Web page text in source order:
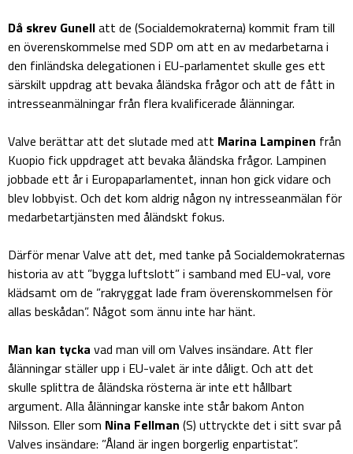
Då skrev Gunellatt de (Socialdemokraterna) kommit fram till
en överenskommelse med SDP om att en av medarbetarna i
den finländska delegationen i EU-parlamentet skulle ges ett
särskilt uppdrag att bevaka åländska frågor och att de fått in
intresseanmälningar från flera kvalificerade ålänningar.
Valve berättar att det slutade med att Marina Lampinen från
Kuopio fick uppdraget att bevaka åländska frågor. Lampinen
jobbade ett år i Europaparlamentet, innan hon gick vidare och
blev lobbyist. Och det kom aldrig någon ny intresseanmälan för
medarbetartjänsten med åländskt fokus.
Därför menar Valve att det, med tanke på Socialdemokraternas
historia av att ”bygga luftslott” i samband med EU-val, vore
klädsamt om de ”rakryggat lade fram överenskommelsen för
allas beskådan”. Något som ännu inte har hänt.
Man kan tycka vad man vill om Valves insändare. Att fler
ålänningar ställer upp i EU-valet är inte dåligt. Och att det
skulle splittra de åländska rösterna är inte ett hållbart
argument. Alla ålänningar kanske inte står bakom Anton
Nilsson. Eller som Nina Fellman (S) uttryckte det i sitt svar på
Valves insändare: ”Åland är ingen borgerlig enpartistat”.